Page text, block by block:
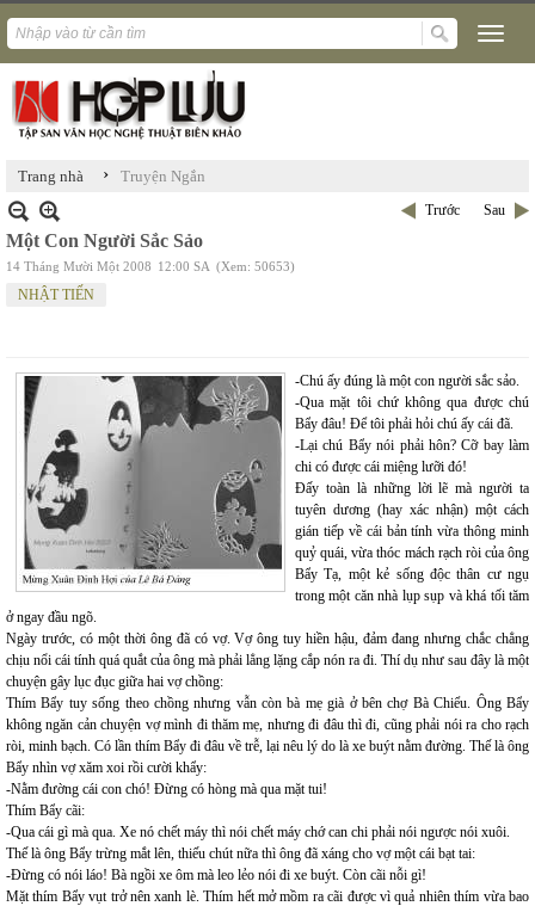
Trang nhà › Truyện Ngắn
Trước Sau
Một Con Người Sắc Sảo
14 Tháng Mười Một 2008 12:00 SA (Xem: 50653)
NHẬT TIẾN
-Chú ấy đúng là một con người sắc sảo.
-Qua mặt tôi chứ không qua được chú
Bẩy đâu! Để tôi phải hỏi chú ấy cái đã.
-Lại chú Bẩy nói phải hôn? Cỡ bay làm
chi có được cái miệng lưỡi đó!
Đấy toàn là những lời lẽ mà người ta
tuyên dương (hay xác nhận) một cách
gián tiếp về cái bản tính vừa thông minh
quỷ quái, vừa thóc mách rạch ròi của ông
Bẩy Tạ, một kẻ sống độc thân cư ngụ
trong một căn nhà lụp sụp và khá tối tăm
ở ngay đầu ngõ.
Ngày trước, có một thời ông đã có vợ. Vợ ông tuy hiền hậu, đảm đang nhưng chắc chẳng
chịu nổi cái tính quá quắt của ông mà phải lẳng lặng cắp nón ra đi. Thí dụ như sau đây là một
chuyện gây lục đục giữa hai vợ chồng:
Thím Bẩy tuy sống theo chồng nhưng vẫn còn bà mẹ già ở bên chợ Bà Chiểu. Ông Bẩy
không ngăn cản chuyện vợ mình đi thăm mẹ, nhưng đi đâu thì đi, cũng phải nói ra cho rạch
ròi, minh bạch. Có lần thím Bẩy đi đâu về trễ, lại nêu lý do là xe buýt nằm đường. Thế là ông
Bẩy nhìn vợ xăm xoi rồi cười khẩy:
-Nằm đường cái con chó! Đừng có hòng mà qua mặt tui!
Thím Bẩy cãi:
-Qua cái gì mà qua. Xe nó chết máy thì nói chết máy chớ can chi phải nói ngược nói xuôi.
Thế là ông Bẩy trừng mắt lên, thiếu chút nữa thì ông đã xáng cho vợ một cái bạt tai:
-Đừng có nói láo! Bà ngồi xe ôm mà leo lẻo nói đi xe buýt. Còn cãi nỗi gì!
Mặt thím Bẩy vụt trở nên xanh lè. Thím hết mở mồm ra cãi được vì quả nhiên thím vừa bao